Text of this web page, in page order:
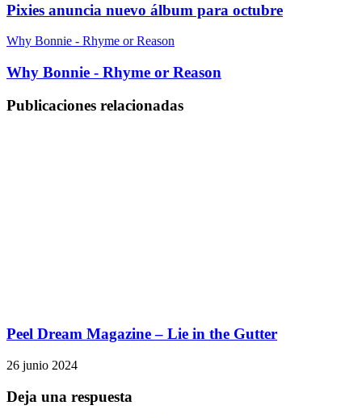
Pixies anuncia nuevo álbum para octubre
Why Bonnie - Rhyme or Reason
Why Bonnie - Rhyme or Reason
Publicaciones relacionadas
Peel Dream Magazine – Lie in the Gutter
26 junio 2024
Deja una respuesta